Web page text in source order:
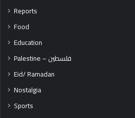
Reports
Food
Education
Palestine – فلسطين
Eid/ Ramadan
Nostalgia
Sports